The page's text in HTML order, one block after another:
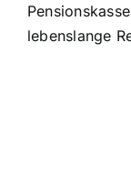
lebenslange